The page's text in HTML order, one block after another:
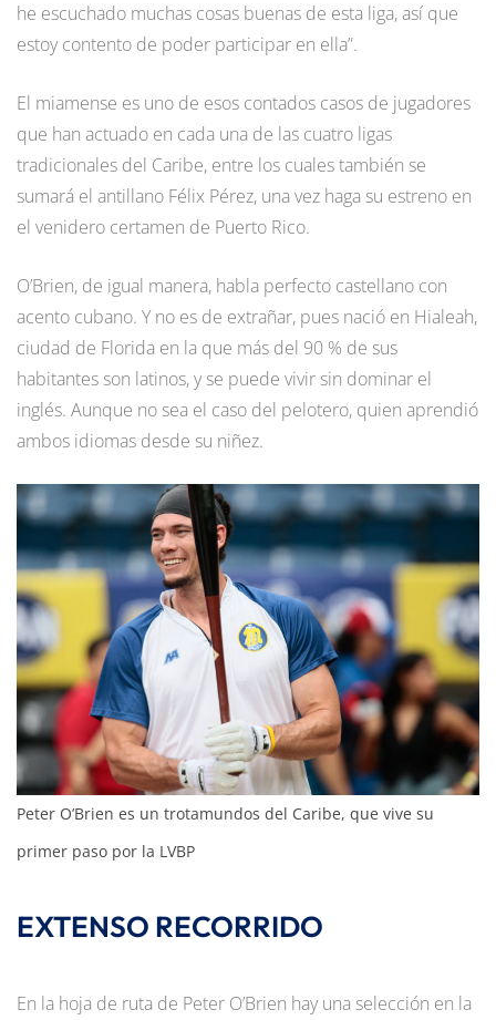
he escuchado muchas cosas buenas de esta liga, así que
estoy contento de poder participar en ella”.
El miamense es uno de esos contados casos de jugadores
que han actuado en cada una de las cuatro ligas
tradicionales del Caribe, entre los cuales también se
sumará el antillano Félix Pérez, una vez haga su estreno en
el venidero certamen de Puerto Rico.
O’Brien, de igual manera, habla perfecto castellano con
acento cubano. Y no es de extrañar, pues nació en Hialeah,
ciudad de Florida en la que más del 90 % de sus
habitantes son latinos, y se puede vivir sin dominar el
inglés. Aunque no sea el caso del pelotero, quien aprendió
ambos idiomas desde su niñez.
Peter O’Brien es un trotamundos del Caribe, que vive su
primer paso por la LVBP
EXTENSO RECORRIDO
En la hoja de ruta de Peter O’Brien hay una selección en la